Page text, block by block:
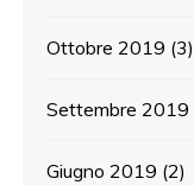
Ottobre 2019 (3)
Settembre 2019
Giugno 2019 (2)